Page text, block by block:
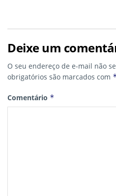
Deixe um
O seu endereço de e-mail não
obrigatórios são marcados com
Comentário *